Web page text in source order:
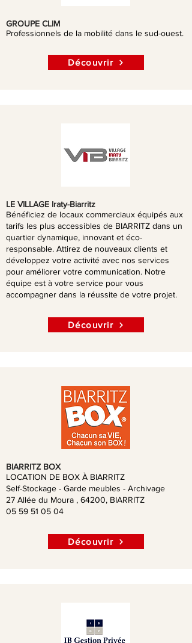
GROUPE CLIM
Professionnels de la mobilité dans le sud-ouest.
Découvrir
LE VILLAGE Iraty-Biarritz
Bénéficiez de locaux commerciaux équipés aux
tarifs les plus accessibles de BIARRITZ dans un
quartier dynamique, innovant et éco-
responsable. Attirez de nouveaux clients et
développez votre activité avec nos services
pour améliorer votre communication. Notre
équipe est à votre service pour vous
accompagner dans la réussite de votre projet.
Découvrir
BIARRITZ BOX
LOCATION DE BOX À BIARRITZ
Self-Stockage - Garde meubles - Archivage
27 Allée du Moura , 64200, BIARRITZ
05 59 51 05 04​
Découvrir